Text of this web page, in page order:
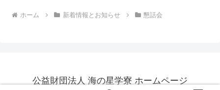
ホーム 新着情報とお知らせ 懇話会
公益財団法人 海の星学寮 ホームページ